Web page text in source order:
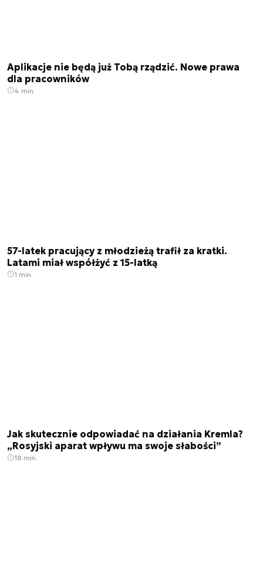
Aplikacje nie będą już Tobą rządzić. Nowe prawa
dla pracowników
4 min.
57-latek pracujący z młodzieżą trafił za kratki.
Latami miał współżyć z 15-latką
1 min.
Jak skutecznie odpowiadać na działania Kremla?
„Rosyjski aparat wpływu ma swoje słabości”
18 min.